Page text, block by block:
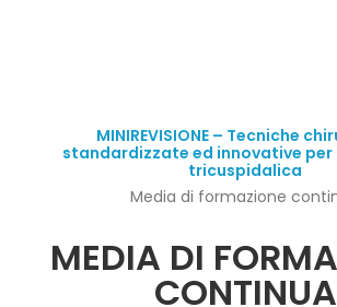
MINIREVISIONE – Tecniche
standardizzate ed innovative per
tricuspidalica
Media di formazione
MEDIA DI
CONTINUA